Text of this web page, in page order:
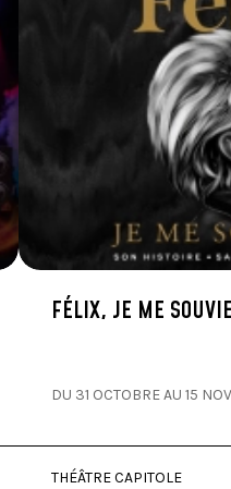
FÉLIX, JE ME
DU 31 OCTOBRE AU 15
THÉÂTRE CAPITOLE